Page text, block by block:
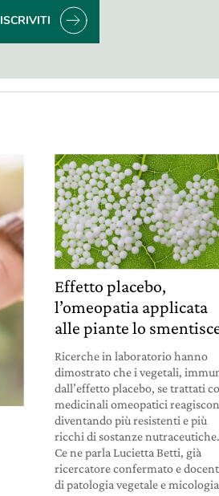
ISCRIVITI
Effetto placebo,
l’omeopatia applicata
alle piante lo
Ricerche in laboratorio hanno
dimostrato che i vegetali,
dall’effetto placebo, se trattati
medicinali omeopatici
diventando più resistenti e più
ricchi di sostanze nutraceutiche.
Ce ne parla Lucietta Betti, già
ricercatore confermato e
di patologia vegetale e